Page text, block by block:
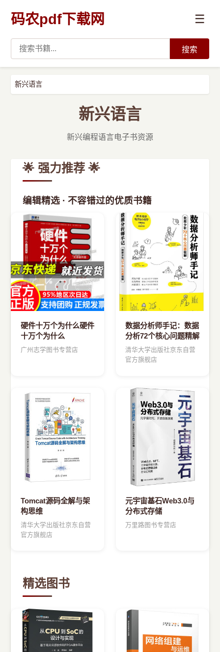
码农pdf下载网 ☰
系统编程
新兴语言
预订书籍
搜索
新兴语言
新兴语言
新兴编程语言电子书资源
🌟 强力推荐 🌟
编辑精选 · 不容错过的优质书籍
硬件十万个为什么硬件
十万个为什么
广州志学图书专营店
数据分析师手记：数据
分析72个核心问题精解
清华大学出版社京东自营
官方旗舰店
Tomcat源码全解与架
构思维
清华大学出版社京东自营
官方旗舰店
元宇宙基石Web3.0与
分布式存储
万里路图书专营店
精选图书